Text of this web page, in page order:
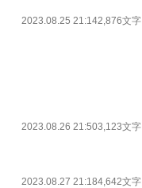
2023.08.25 21:142,876文字
2023.08.26 21:503,123文字
2023.08.27 21:184,642文字